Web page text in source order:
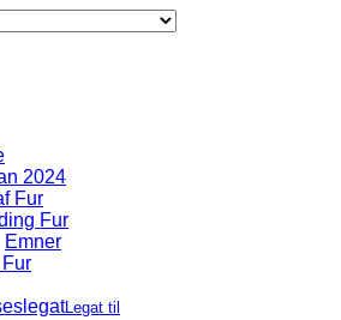
2024
Fur
Fur
Emner
Fur
Legat til